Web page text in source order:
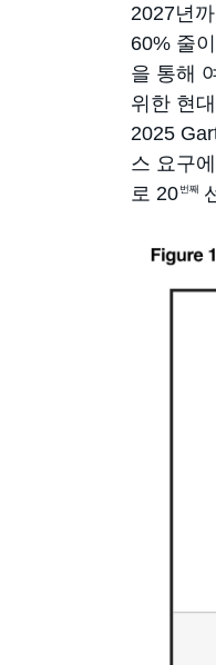
2027년
60% 줄
을 통해
위한 현
2025
스 요구
로 20 번째